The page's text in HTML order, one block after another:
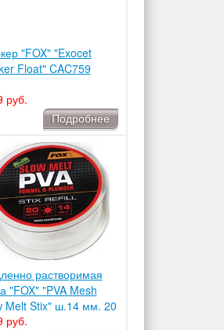
"FOX" "Exocet
Float" CAC759
руб.
Подробнее
растворимая
"FOX" "PVA Mesh
Melt Stix" ш.14 мм. 20
руб.